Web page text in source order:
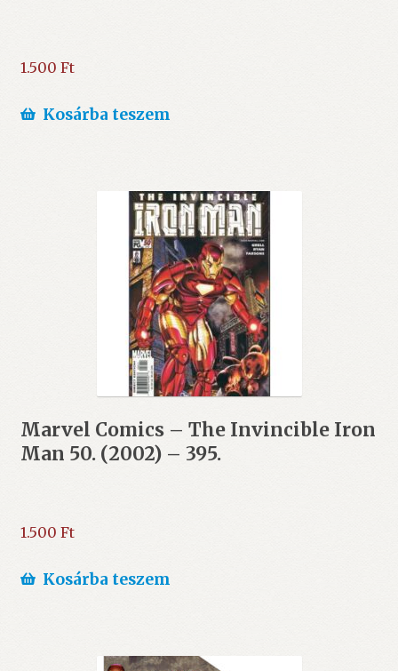
1.500 Ft
Kosárba teszem
Marvel Comics – The Invincible Iron
Man 50. (2002) – 395.
1.500 Ft
Kosárba teszem